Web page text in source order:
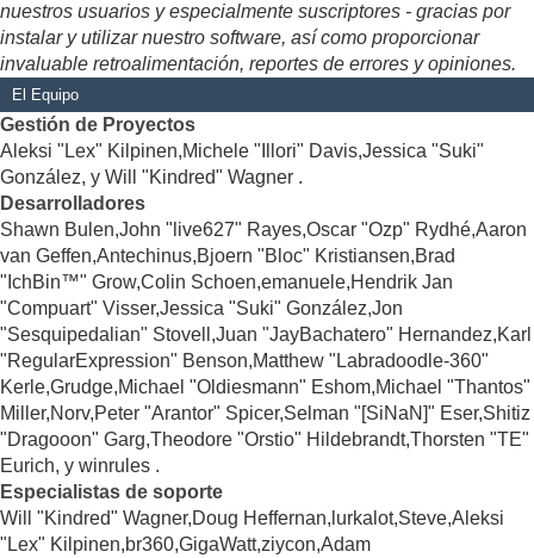
nuestros usuarios y especialmente suscriptores - gracias por
instalar y utilizar nuestro software, así como proporcionar
invaluable retroalimentación, reportes de errores y opiniones.
El Equipo
Gestión de Proyectos
Aleksi "Lex" Kilpinen,Michele "Illori" Davis,Jessica "Suki"
González, y Will "Kindred" Wagner .
Desarrolladores
Shawn Bulen,John "live627" Rayes,Oscar "Ozp" Rydhé,Aaron
van Geffen,Antechinus,Bjoern "Bloc" Kristiansen,Brad
"IchBin™" Grow,Colin Schoen,emanuele,Hendrik Jan
"Compuart" Visser,Jessica "Suki" González,Jon
"Sesquipedalian" Stovell,Juan "JayBachatero" Hernandez,Karl
"RegularExpression" Benson,Matthew "Labradoodle-360"
Kerle,Grudge,Michael "Oldiesmann" Eshom,Michael "Thantos"
Miller,Norv,Peter "Arantor" Spicer,Selman "[SiNaN]" Eser,Shitiz
"Dragooon" Garg,Theodore "Orstio" Hildebrandt,Thorsten "TE"
Eurich, y winrules .
Especialistas de soporte
Will "Kindred" Wagner,Doug Heffernan,lurkalot,Steve,Aleksi
"Lex" Kilpinen,br360,GigaWatt,ziycon,Adam